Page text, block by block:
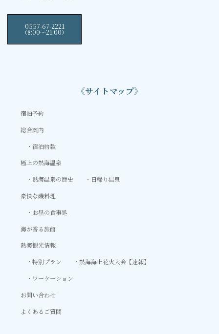
0557-67-2221
（8:00〜21:00）
《サイトマップ》
宿泊予約
総合案内
宿泊約款
極上の熱海温泉
熱海温泉の歴史
日帰り温泉
豪快な磯料理
お昼の食事処
海が香る旅館
熱海観光情報
特別プラン
熱海海上花火大会【速報】
ワーケーション
お問い合わせ
よくあるご質問